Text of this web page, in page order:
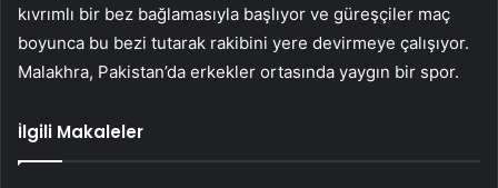
kıvrımlı bir bez bağlamasıyla başlıyor ve güreşçiler maç
boyunca bu bezi tutarak rakibini yere devirmeye çalışıyor.
Malakhra, Pakistan’da erkekler ortasında yaygın bir spor.
İlgili Makaleler